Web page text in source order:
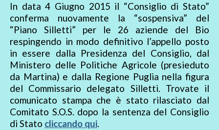
In data 4 Giugno 2015 il “Consiglio di Stato”
conferma nuovamente la “sospensiva” del
“Piano Silletti” per le 26 aziende del Bio
respingendo in modo definitivo l’appello posto
in essere dalla Presidenza del Consiglio, dal
Ministero delle Politiche Agricole (presieduto
da Martina) e dalla Regione Puglia nella figura
del Commissario delegato Silletti. Trovate il
comunicato stampa che è stato rilasciato dal
Comitato S.O.S. dopo la sentenza del Consiglio
di Stato cliccando qui.